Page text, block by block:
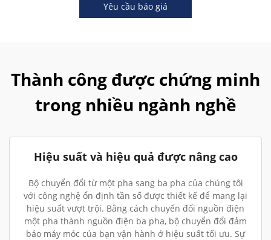
Yêu cầu báo giá
Thành công được chứng minh
trong nhiều ngành nghề
Hiệu suất và hiệu quả được nâng cao
Bộ chuyển đổi từ một pha sang ba pha của chúng tôi
với công nghệ ổn định tần số được thiết kế để mang lại
hiệu suất vượt trội. Bằng cách chuyển đổi nguồn điện
một pha thành nguồn điện ba pha, bộ chuyển đổi đảm
bảo máy móc của bạn vận hành ở hiệu suất tối ưu. Sự